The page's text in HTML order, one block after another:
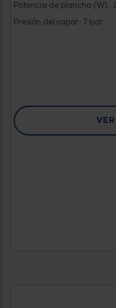
Potencia de plancha (W) :
Presión del vapor : 7 bar